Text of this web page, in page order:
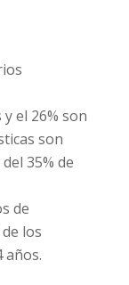
el 26%
del
de
los